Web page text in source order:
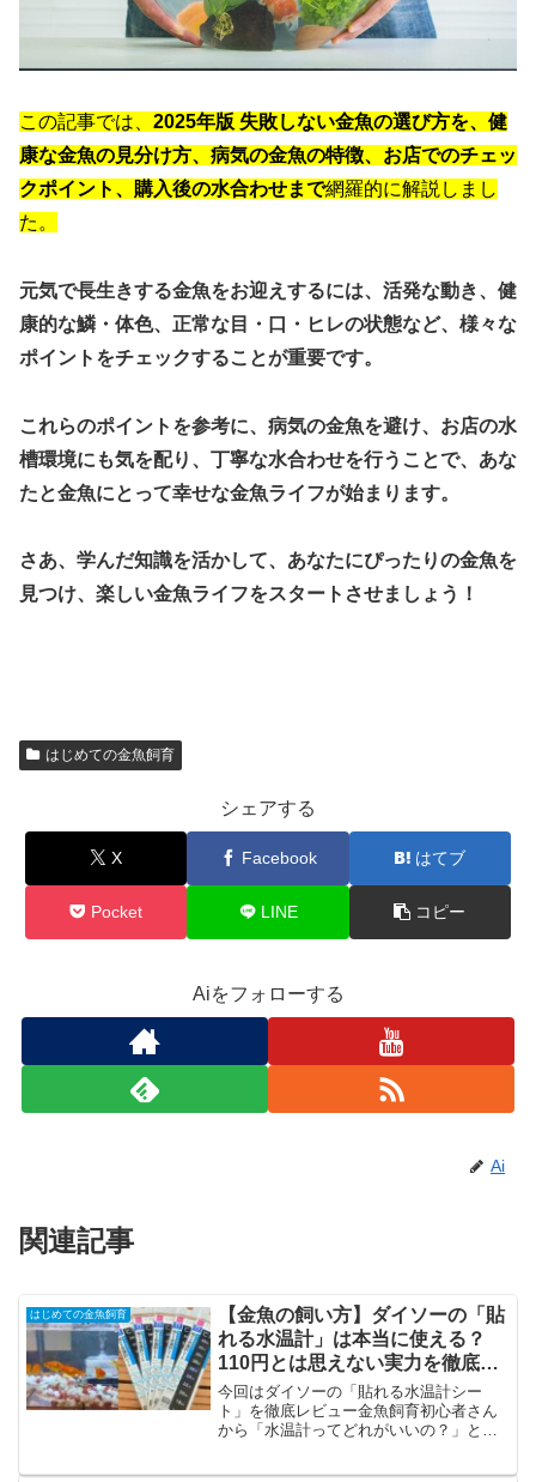
この記事では、 2025年版 失敗しない金魚の選び方を、健
康な金魚の見分け方、病気の金魚の特徴、お店でのチェッ
クポイント、購入後の水合わせまで網羅的に解説しまし
た。
元気で長生きする金魚をお迎えするには、活発な動き、健
康的な鱗・体色、正常な目・口・ヒレの状態など、様々な
ポイントをチェックすることが重要です。
これらのポイントを参考に、病気の金魚を避け、お店の水
槽環境にも気を配り、丁寧な水合わせを行うことで、あな
たと金魚にとって幸せな金魚ライフが始まります。
さあ、学んだ知識を活かして、あなたにぴったりの金魚を
見つけ、楽しい金魚ライフをスタートさせましょう！
はじめての金魚飼育
シェアする
X Facebook はてブ
Pocket LINE コピー
Aiをフォローする
Ai
関連記事
はじめての金魚飼育
【金魚の飼い方】ダイソーの「貼
れる水温計」は本当に使える？
110円とは思えない実力を徹底レ
ビュー！
今回はダイソーの「貼れる水温計シー
ト」を徹底レビュー金魚飼育初心者さん
から「水温計ってどれがいいの？」とい